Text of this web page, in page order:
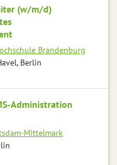
(w/m/d)
Brandenburg
Berlin
Administration
Mittelmark